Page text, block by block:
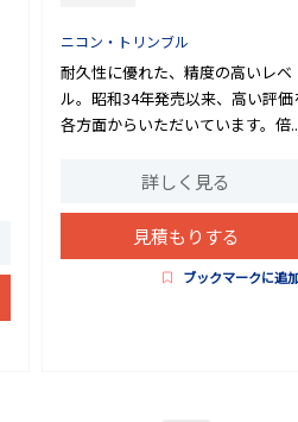
ニコン・トリンブル
耐久性に優れた、精度の高いレベ
ル。昭和34年発売以来、高い評価
各方面からいただいています。倍
詳しく見る
見積もりする
ブックマークに追